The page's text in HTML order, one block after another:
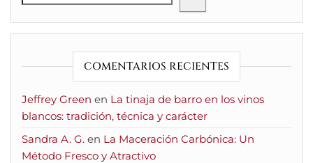
COMENTARIOS RECIENTES
Jeffrey Green en La tinaja de barro en los vinos
blancos: tradición, técnica y carácter
Sandra A. G. en La Maceración Carbónica: Un
Método Fresco y Atractivo